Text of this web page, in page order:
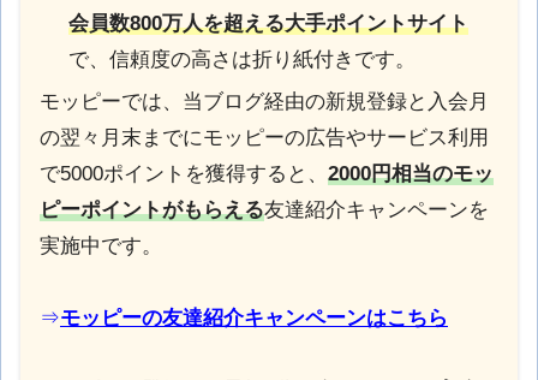
会員数800万人を超える大手ポイントサイト
で、信頼度の高さは折り紙付きです。
モッピーでは、当ブログ経由の新規登録と入会月
の翌々月末までにモッピーの広告やサービス利用
で5000ポイントを獲得すると、 2000円相当のモッ
ピーポイントがもらえる友達紹介キャンペーンを
実施中です。
⇒モッピーの友達紹介キャンペーンはこちら